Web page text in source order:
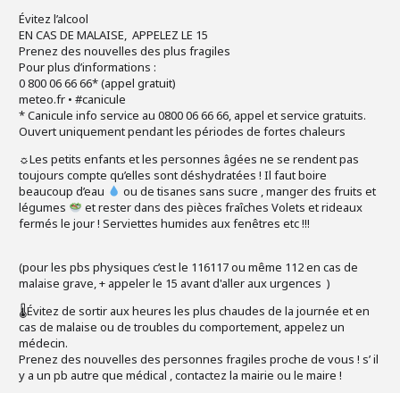
Évitez l’alcool
EN CAS DE MALAISE, APPELEZ LE 15
Prenez des nouvelles des plus fragiles
Pour plus d’informations :
0 800 06 66 66* (appel gratuit)
meteo.fr • #canicule
* Canicule info service au 0800 06 66 66, appel et service gratuits.
Ouvert uniquement pendant les périodes de fortes chaleurs
☼Les petits enfants et les personnes âgées ne se rendent pas
toujours compte qu’elles sont déshydratées ! Il faut boire
beaucoup d’eau
ou de tisanes sans sucre , manger des fruits et
légumes
et rester dans des pièces fraîches Volets et rideaux
fermés le jour ! Serviettes humides aux fenêtres etc !!!
(pour les pbs physiques c’est le 116117 ou même 112 en cas de
malaise grave, + appeler le 15 avant d'aller aux urgences )
🌡Évitez de sortir aux heures les plus chaudes de la journée et en
cas de malaise ou de troubles du comportement, appelez un
médecin.
Prenez des nouvelles des personnes fragiles proche de vous ! s’ il
y a un pb autre que médical , contactez la mairie ou le maire !